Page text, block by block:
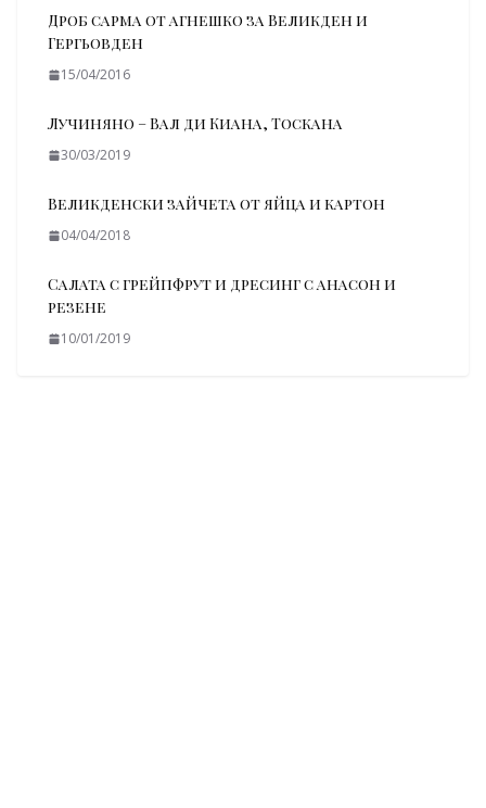
Дроб сарма от агнешко за Великден и
Гергьовден
15/04/2016
Лучиняно – Вал ди Киана, Тоскана
30/03/2019
Великденски зайчета от яйца и картон
04/04/2018
Салата с грейпфрут и дресинг с анасон и
резене
10/01/2019